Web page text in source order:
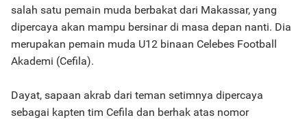
salah satu pemain muda berbakat dari Makassar, yang
dipercaya akan mampu bersinar di masa depan nanti. Dia
merupakan pemain muda U12 binaan Celebes Football
Akademi (Cefila).
Dayat, sapaan akrab dari teman setimnya dipercaya
sebagai kapten tim Cefila dan berhak atas nomor